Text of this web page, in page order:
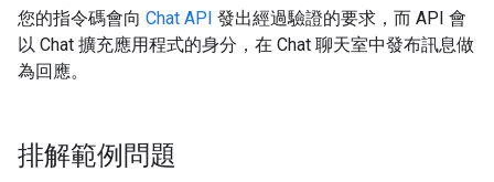
您的指令碼會向 Chat API 發出經過驗證的要求，而 API 會
以 Chat 擴充應用程式的身分，在 Chat 聊天室中發布訊息做
為回應。
排解範例問題